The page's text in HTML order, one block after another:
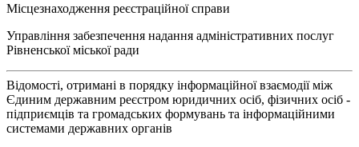
Місцезнаходження реєстраційної справи
Управління забезпечення надання адміністративних послуг
Рівненської міської ради
Відомості, отримані в порядку інформаційної взаємодії між
Єдиним державним реєстром юридичних осіб, фізичних осіб -
підприємців та громадських формувань та інформаційними
системами державних органів